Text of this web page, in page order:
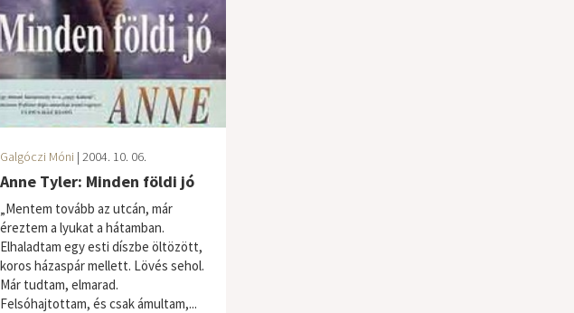
Galgóczi Móni | 2004. 10. 06.
Anne Tyler: Minden földi jó
„Mentem tovább az utcán, már
éreztem a lyukat a hátamban.
Elhaladtam egy esti díszbe öltözött,
koros házaspár mellett. Lövés sehol.
Már tudtam, elmarad.
Felsóhajtottam, és csak ámultam,...